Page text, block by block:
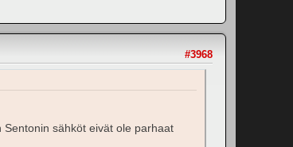
#3968
sähköt eivät ole parhaat